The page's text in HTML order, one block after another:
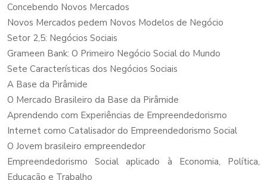
Concebendo Novos Mercados
Novos Mercados pedem Novos Modelos de Negócio
Setor 2,5: Negócios Sociais
Grameen Bank: O Primeiro Negócio Social do Mundo
Sete Características dos Negócios Sociais
A Base da Pirâmide
O Mercado Brasileiro da Base da Pirâmide
Aprendendo com Experiências de Empreendedorismo
Internet como Catalisador do Empreendedorismo Social
O Jovem brasileiro empreendedor
Empreendedorismo Social aplicado à Economia, Política,
Educação e Trabalho